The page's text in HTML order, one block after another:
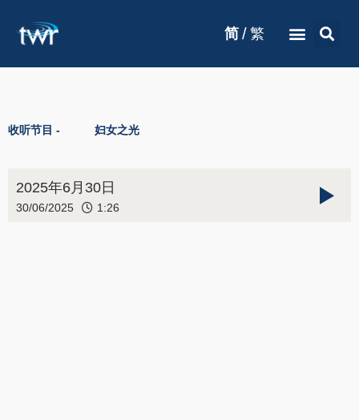
简 / 繁
收听节目 - 妇女之光
2025年6月30日
30/06/2025 1:26